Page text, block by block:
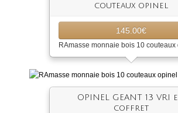
couteaux opinel
145.00€
RAmasse monnaie bois 10 couteaux
OPINEL GEANT 13 VRI
coffret